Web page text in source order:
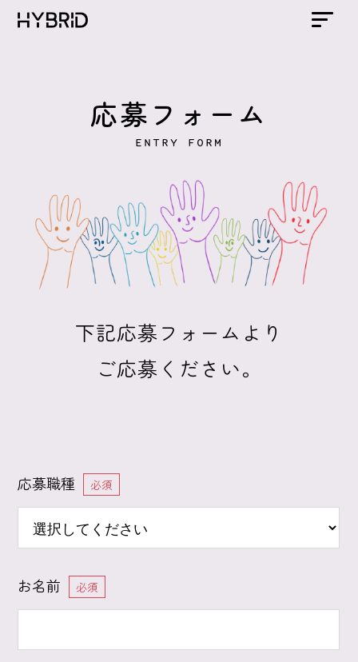
応募フォーム
ENTRY FORM
下記応募フォームより
ご応募ください。
応募職種 必須
お名前 必須